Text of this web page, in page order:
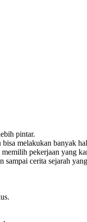
pintar.
bisa melakukan banyak
pekerjaan yang
cerita sejarah